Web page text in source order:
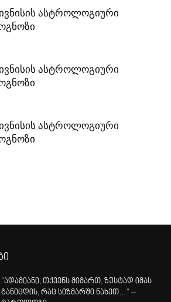
ასტროლოგიური
ასტროლოგიური
ასტროლოგიური
“ადამიანი, თქვენს მიმართ, ზუსტად იმას
განიცდის, რაც სიზმარში ნახეთ…“ –